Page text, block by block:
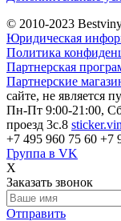
© 2010-2023
Юридическая
Политика
Партнерская
Партнерские
сайте, не является
Пн-Пт 9:00-21:00,
проезд 3с.8
+7 495 960 75 60 +7
Группа в VK
X
Заказать звонок
Отправить